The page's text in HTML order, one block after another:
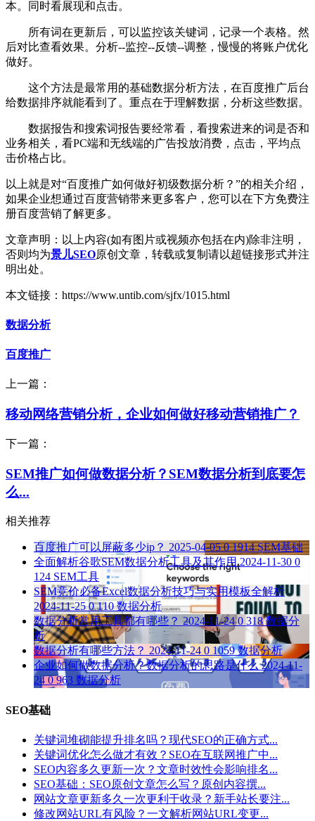
本。同时看展现和点击。
所有词在更新后，可以监控该关键词，记录一个表格。然
后对比查看效果。分析--监控--反馈--调整，慢慢的将账户优化
做好。
这个方法是最常用的基础数据分析方法，在百度推广后台
给数据排序就能看到了。重点在于理解数据，分析这些数据。
数据报告和搜索词报告要经常看，看搜索进来的词是否和
业务相关，看PC端和无线端的广告投放消费，点击，平均点
击价格占比。
以上就是对“百度推广如何做好初级数据分析？”的相关介绍，
如果企业想通过百度营销带来更多客户，您可以在下方免费注
册百度营销了解更多。
文章声明：以上内容(如有图片或视频亦包括在内)除非注明，
否则均为景儿SEO原创文章，转载或复制请以超链接形式并注
明出处。
本文链接：https://www.untib.com/sjfx/1015.html
数据分析
百度推广
上一篇：
移动网络营销分析，企业如何做好移动营销推广？
下一篇：
SEM推广如何做数据分析？SEM数据分析到底要怎
么...
相关推荐
百度推广可以屏蔽多少ip？ 2025-04-05 0 1914 SEM基础
全面解析谷歌SEM数据分析工具及其作用 2024-11-30 0
124 SEM工具
SEM竞价必备Excel数据分析技巧与实用模板全解析
2024-11-25 0 110 数据分析
数据分析常用工具都有哪些？ 2024-11-24 0 318 数据分
析
数据分析有哪些方法？ 2024-11-24 0 1059 数据分析
企业如何做数据分析？数据分析的思路是什么 2024-11-
24 0 963 数据分析
SEO基础
关键词堆砌能提升排名吗？现代SEO的正确方式...
关键词优化怎么做才有效？SEO在互联网推广中...
SEO内容多久更新一次？文章时效性会影响排名...
SEO基础：SEO原创文章怎么写？原创内容撰...
网站文章更新多久一次更利于收录？新手站长要注...
修改网站URL有风险？一文解析网站URL变更...